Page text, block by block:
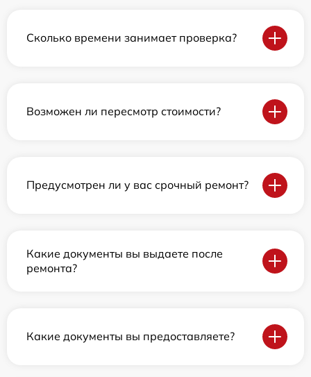
Сколько времени занимает проверка?
Возможен ли пересмотр стоимости?
Предусмотрен ли у вас срочный ремонт?
Какие документы вы выдаете после
ремонта?
Какие документы вы предоставляете?